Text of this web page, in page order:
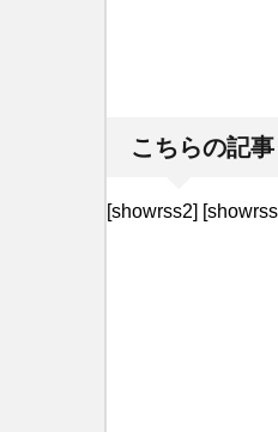
こちらの記
[showrss2]